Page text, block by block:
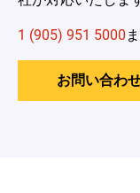
1 (905) 951 5000
お問い合わ